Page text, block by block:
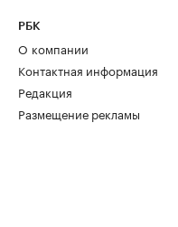
РБК
О компании
Контактная информация
Редакция
Размещение рекламы